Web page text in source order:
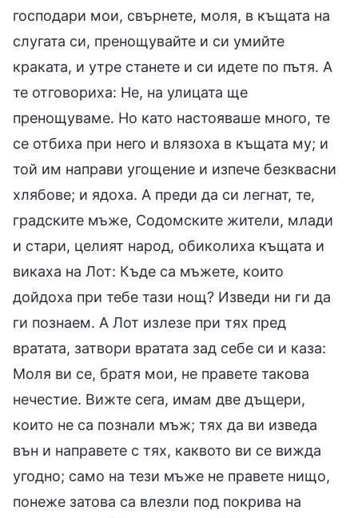
господари мои, свърнете, моля, в къщата на
слугата си, пренощувайте и си умийте
краката, и утре станете и си идете по пътя. А
те отговориха: Не, на улицата ще
пренощуваме. Но като настояваше много, те
се отбиха при него и влязоха в къщата му; и
той им направи угощение и изпече безквасни
хлябове; и ядоха. А преди да си легнат, те,
градските мъже, Содомските жители, млади
и стари, целият народ, обиколиха къщата и
викаха на Лот: Къде са мъжете, които
дойдоха при тебе тази нощ? Изведи ни ги да
ги познаем. А Лот излезе при тях пред
вратата, затвори вратата зад себе си и каза:
Моля ви се, братя мои, не правете такова
нечестие. Вижте сега, имам две дъщери,
които не са познали мъж; тях да ви изведа
вън и направете с тях, каквото ви се вижда
угодно; само на тези мъже не правете нищо,
понеже затова са влезли под покрива на